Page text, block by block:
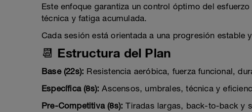
Este enfoque garantiza un control óptimo del
técnica y fatiga acumulada.
Cada sesión está orientada a una progresión estable
📆 Estructura del Plan
Base (22s): Resistencia aeróbica, fuerza funcional,
Específica (8s): Ascensos, umbrales, técnica y
Pre-Competitiva (8s): Tiradas largas, back-to-back y